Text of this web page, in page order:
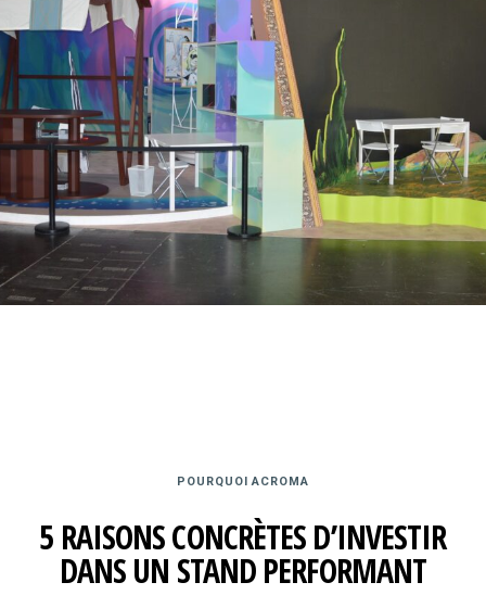
POURQUOI ACROMA
5 RAISONS CONCRÈTES D’INVESTIR
DANS UN STAND PERFORMANT